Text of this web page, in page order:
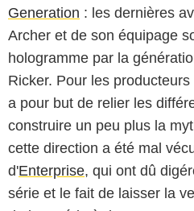
Generation : les dernières
Archer et de son équipage
hologramme par la
Ricker. Pour les
a pour but de relier les
construire un peu plus la
cette direction a été mal
d'Enterprise, qui ont dû
série et le fait de laisser la